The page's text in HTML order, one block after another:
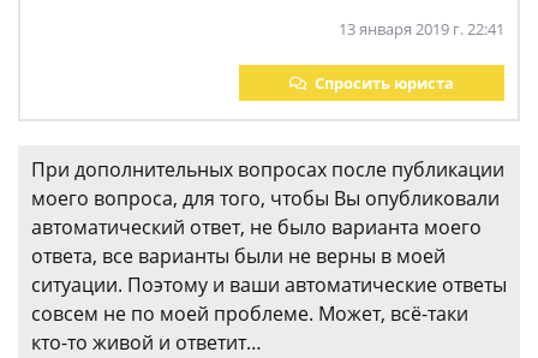
13 января 2019 г. 22:41
Спросить юриста
При дополнительных вопросах после публикации
моего вопроса, для того, чтобы Вы опубликовали
автоматический ответ, не было варианта моего
ответа, все варианты были не верны в моей
ситуации. Поэтому и ваши автоматические ответы
совсем не по моей проблеме. Может, всё-таки
кто-то живой и ответит…